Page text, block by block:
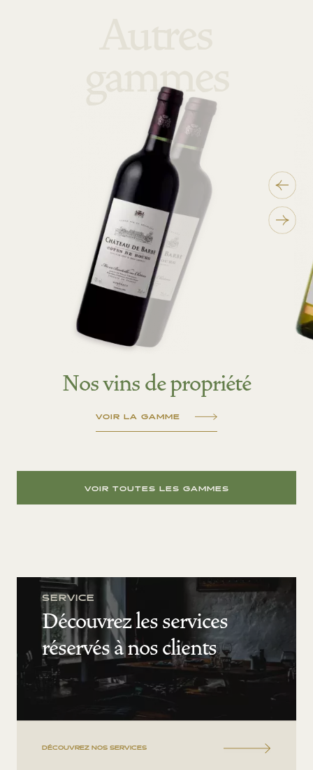
gammes
Nos vins de propriété
VOIR LA GAMME
VOIR TOUTES LES GAMMES
SERVICE
Découvrez les services
réservés à nos clients
DÉCOUVREZ NOS SERVICES